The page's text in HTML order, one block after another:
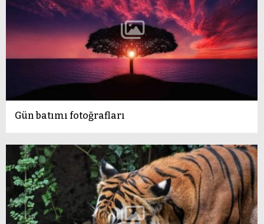
Gün batımı fotoğrafları